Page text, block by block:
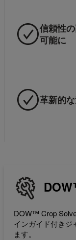
信頼性
可能に
革新的
DOW™ Crop
インガイド付きジ
ます。